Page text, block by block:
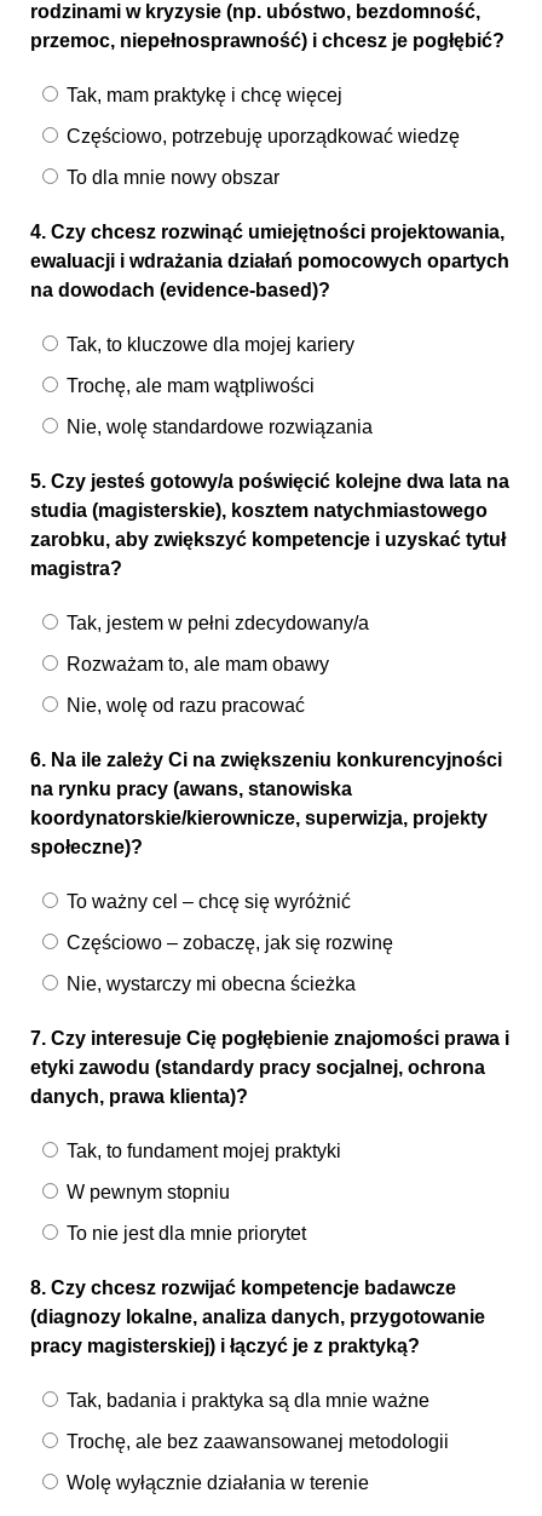
rodzinami w kryzysie (np. ubóstwo, bezdomność,
przemoc, niepełnosprawność) i chcesz je pogłębić?
Tak, mam praktykę i chcę więcej
Częściowo, potrzebuję uporządkować wiedzę
To dla mnie nowy obszar
4. Czy chcesz rozwinąć umiejętności projektowania,
ewaluacji i wdrażania działań pomocowych opartych
na dowodach (evidence-based)?
Tak, to kluczowe dla mojej kariery
Trochę, ale mam wątpliwości
Nie, wolę standardowe rozwiązania
5. Czy jesteś gotowy/a poświęcić kolejne dwa lata na
studia (magisterskie), kosztem natychmiastowego
zarobku, aby zwiększyć kompetencje i uzyskać tytuł
magistra?
Tak, jestem w pełni zdecydowany/a
Rozważam to, ale mam obawy
Nie, wolę od razu pracować
6. Na ile zależy Ci na zwiększeniu konkurencyjności
na rynku pracy (awans, stanowiska
koordynatorskie/kierownicze, superwizja, projekty
społeczne)?
To ważny cel – chcę się wyróżnić
Częściowo – zobaczę, jak się rozwinę
Nie, wystarczy mi obecna ścieżka
7. Czy interesuje Cię pogłębienie znajomości prawa i
etyki zawodu (standardy pracy socjalnej, ochrona
danych, prawa klienta)?
Tak, to fundament mojej praktyki
W pewnym stopniu
To nie jest dla mnie priorytet
8. Czy chcesz rozwijać kompetencje badawcze
(diagnozy lokalne, analiza danych, przygotowanie
pracy magisterskiej) i łączyć je z praktyką?
Tak, badania i praktyka są dla mnie ważne
Trochę, ale bez zaawansowanej metodologii
Wolę wyłącznie działania w terenie